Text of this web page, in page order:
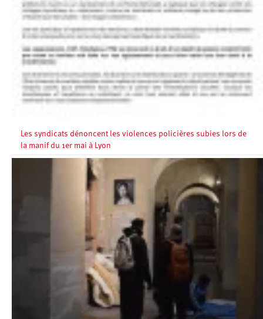
Les syndicats dénoncent les violences policières subies lors de
la manif du 1er mai à Lyon